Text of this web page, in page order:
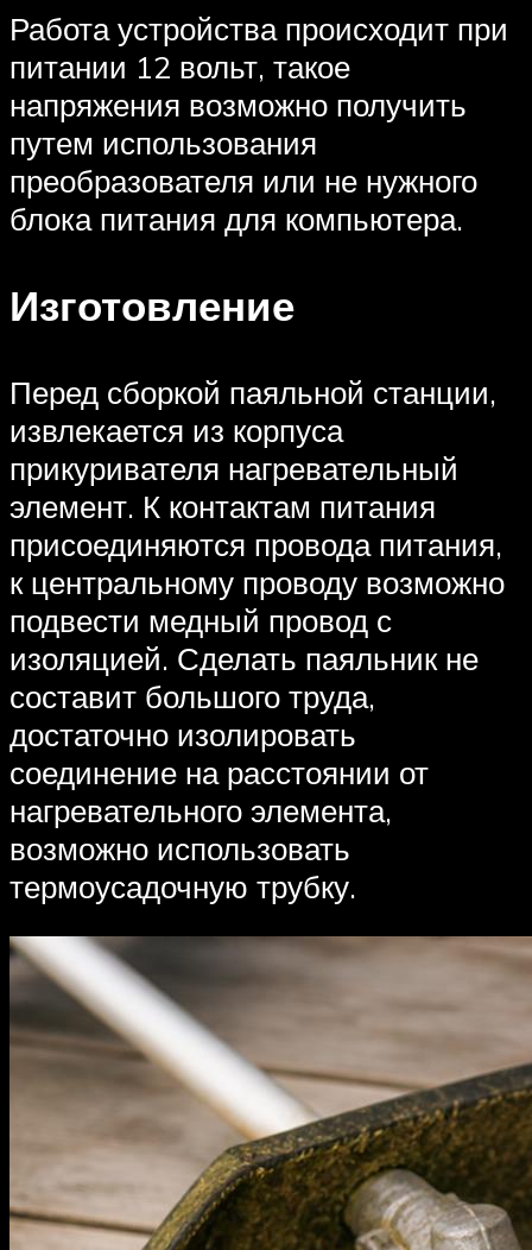
Работа устройства происходит при
питании 12 вольт, такое
напряжения возможно получить
путем использования
преобразователя или не нужного
блока питания для компьютера.
Изготовление
Перед сборкой паяльной станции,
извлекается из корпуса
прикуривателя нагревательный
элемент. К контактам питания
присоединяются провода питания,
к центральному проводу возможно
подвести медный провод с
изоляцией. Сделать паяльник не
составит большого труда,
достаточно изолировать
соединение на расстоянии от
нагревательного элемента,
возможно использовать
термоусадочную трубку.